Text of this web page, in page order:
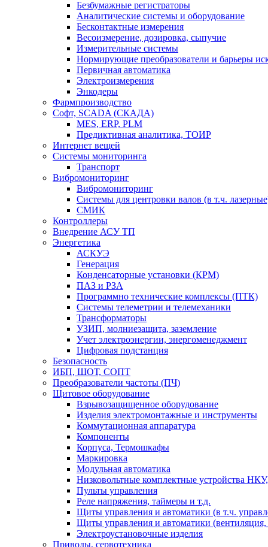
Безбумажные регистраторы
Аналитические системы и оборудование
Бесконтактные измерения
Весоизмерение, дозировка, сыпучие
Измерительные системы
Нормирующие преобразователи и барьеры
Первичная автоматика
Электроизмерения
Энкодеры
Фармпроизводство
Софт, SCADA (СКАДА)
MES, ERP, PLM
Предиктивная аналитика, ТОИР
Интернет вещей
Системы мониторинга
Транспорт
Вибромониторинг
Вибромониторинг
Системы для центровки валов (в т.ч.
СМИК
Контроллеры
Внедрение АСУ ТП
Энергетика
АСКУЭ
Генерация
Конденсаторные установки (КРМ)
ПАЗ и РЗА
Программно технические комплексы (ПТК)
Системы телеметрии и телемеханики
Трансформаторы
УЗИП, молниезащита, заземление
Учет электроэнергии, энергоменеджмент
Цифровая подстанция
Безопасность
ИБП, ШОТ, СОПТ
Преобразователи частоты (ПЧ)
Щитовое оборудование
Взрывозащищенное оборудование
Изделия электромонтажные и инструменты
Коммутационная аппаратура
Компоненты
Корпуса, Термошкафы
Маркировка
Модульная автоматика
Низковольтные комплектные устройства
Пульты управления
Реле напряжения, таймеры и т.д.
Щиты управления и автоматики (в т.ч.
Щиты управления и автоматики (вентиляция,
Электроустановочные изделия
Приводы, сервотехника